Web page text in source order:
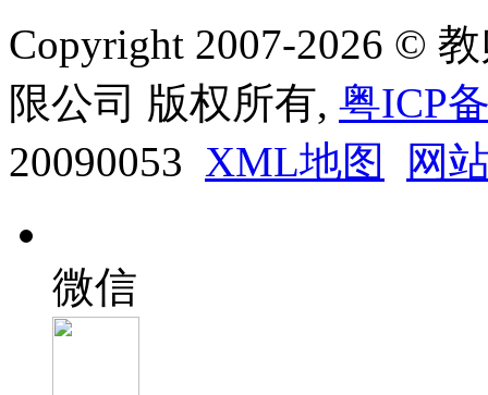
Copyright 2007-2026 ©
限公司 版权所有, 粤ICP
20090053 XML地图 网
微信